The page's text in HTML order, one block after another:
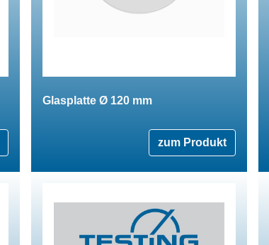
Glasplatte Ø 120 mm
zum Produkt